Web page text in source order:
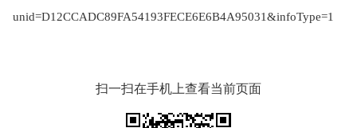
unid=D12CCADC89FA54193FECE6E6B4A95031&infoType=1
扫一扫在手机上查看当前页面